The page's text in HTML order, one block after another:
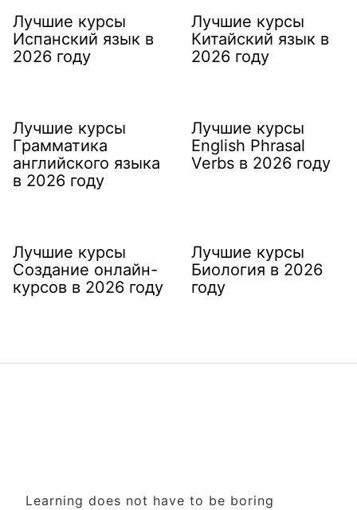
Лучшие курсы
Испанский язык в
2026 году
Лучшие курсы
Китайский язык в
2026 году
Лучшие курсы
Грамматика
английского языка
в 2026 году
Лучшие курсы
English Phrasal
Verbs в 2026 году
Лучшие курсы
Создание онлайн-
курсов в 2026 году
Лучшие курсы
Биология в 2026
году
Learning does not have to be boring